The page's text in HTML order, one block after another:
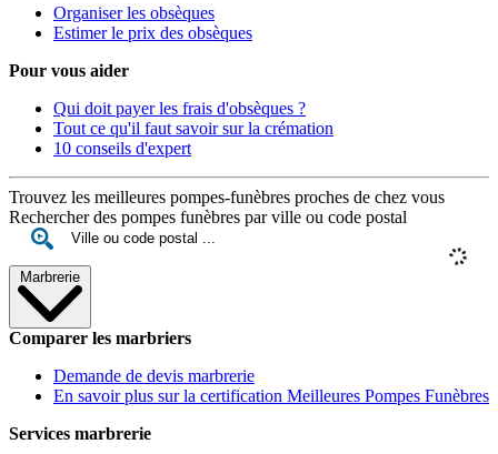
Organiser les obsèques
Estimer le prix des obsèques
Pour vous aider
Qui doit payer les frais d'obsèques ?
Tout ce qu'il faut savoir sur la crémation
10 conseils d'expert
Trouvez les meilleures pompes-funèbres proches de chez vous
Rechercher des pompes funèbres par ville ou code postal
Marbrerie
Comparer les marbriers
Demande de devis marbrerie
En savoir plus sur la certification Meilleures Pompes Funèbres
Services marbrerie